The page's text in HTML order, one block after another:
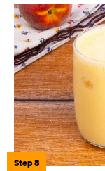
Step 8